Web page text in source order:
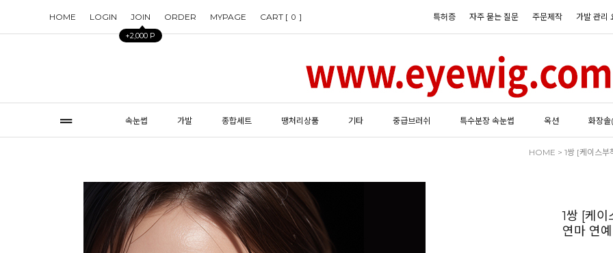
HOME LOGIN JOIN
+2,000 P
ORDER MYPAGE CART [ 0 ] 특허증 자주 묻는 질문 주문제작 가발 관리
속눈썹 가발 종합세트 땡처리상품 기타 중급브러쉬 특수분장 속눈썹 옥션 화장솔
HOME > 1쌍 [케이스
1쌍 [케
연마 연